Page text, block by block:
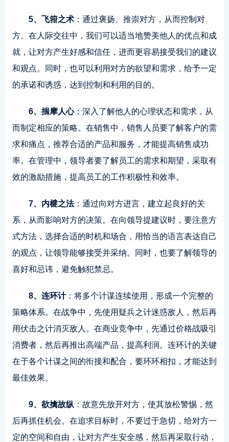
5、飞箝之术：通过褒扬、推崇对方，从而控制对
方。在人际交往中，我们可以适当地赞美他人的优点和成
就，让对方产生好感和信任，进而更容易接受我们的建议
和观点。同时，也可以利用对方的欲望和需求，给予一定
的承诺和诱惑，达到控制和利用的目的。
6、揣摩人心：深入了解他人的心理状态和需求，从
而制定相应的策略。在销售中，销售人员要了解客户的需
求和痛点，推荐合适的产品和服务，才能提高销售成功
率。在管理中，领导者要了解员工的需求和期望，采取有
效的激励措施，提高员工的工作积极性和效率。
7、内楗之法：通过向对方进言，建立起良好的关
系，从而影响对方的决策。在向领导提建议时，要注意方
式方法，选择合适的时机和场合，用恰当的语言表达自己
的观点，让领导能够接受并采纳。同时，也要了解领导的
喜好和忌讳，避免触犯禁忌。
8、连环计：将多个计谋连续使用，形成一个完整的
策略体系。在战争中，先使用疑兵之计迷惑敌人，然后再
用伏击之计消灭敌人。在商业竞争中，先通过价格战吸引
消费者，然后再推出高端产品，提高利润。连环计的关键
在于各个计谋之间的衔接和配合，要环环相扣，才能达到
最佳效果。
9、欲擒故纵 ：故意先放开对方，使其放松警惕，然
后再抓住机会。在追求目标时，不要过于急切，给对方一
定的空间和自由，让对方产生安全感，然后再采取行动，